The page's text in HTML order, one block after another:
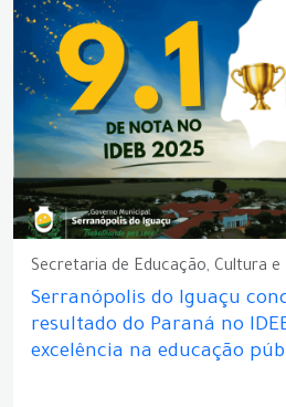
Secretaria de Educação, Cultura e
Serranópolis do Iguaçu
resultado do Paraná no
excelência na educação